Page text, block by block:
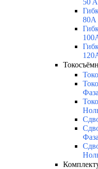
80А
Фаза
Фаза